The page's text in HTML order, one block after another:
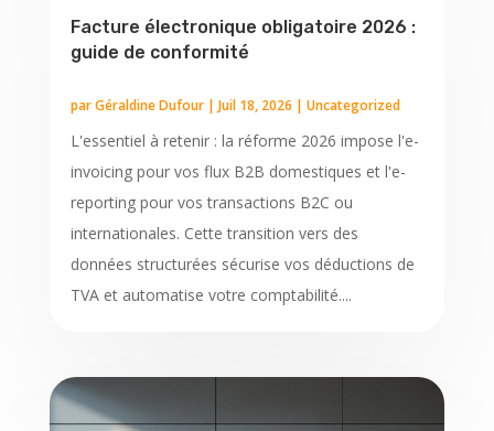
Facture électronique obligatoire 2026 :
guide de conformité
parGéraldine Dufour| Juil 18, 2026 | Uncategorized
L'essentiel à retenir : la réforme 2026 impose l'e-
invoicing pour vos flux B2B domestiques et l'e-
reporting pour vos transactions B2C ou
internationales. Cette transition vers des
données structurées sécurise vos déductions de
TVA et automatise votre comptabilité....